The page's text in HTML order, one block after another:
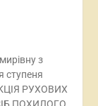
з
ступеня
РУХОВИХ